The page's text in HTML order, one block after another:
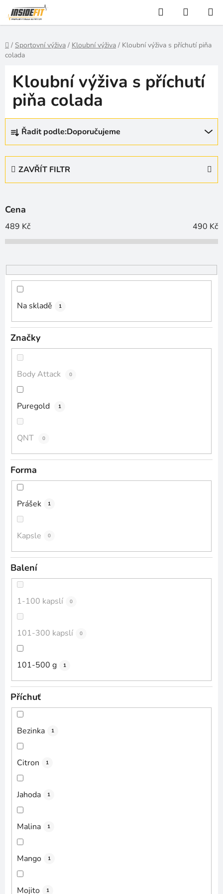
Přejít
na
obsah
Hledat
KOŠÍK
Domů
/ Sportovní výživa / Kloubní výživa / Kloubní výživa s příchutí piňa
colada
Kloubní výživa s příchutí
piňa colada
z
p
r
o
d
k
t
Řadit podle:Doporučujeme
ZAVŘÍT FILTR
Cena
489 Kč 490 Kč
Na skladě 1
Značky
Body Attack 0
Puregold 1
QNT 0
Forma
Prášek 1
Kapsle 0
Balení
1-100 kapslí 0
101-300 kapslí 0
101-500 g 1
Příchuť
Bezinka 1
Citron 1
Jahoda 1
Malina 1
Mango 1
Mojito 1